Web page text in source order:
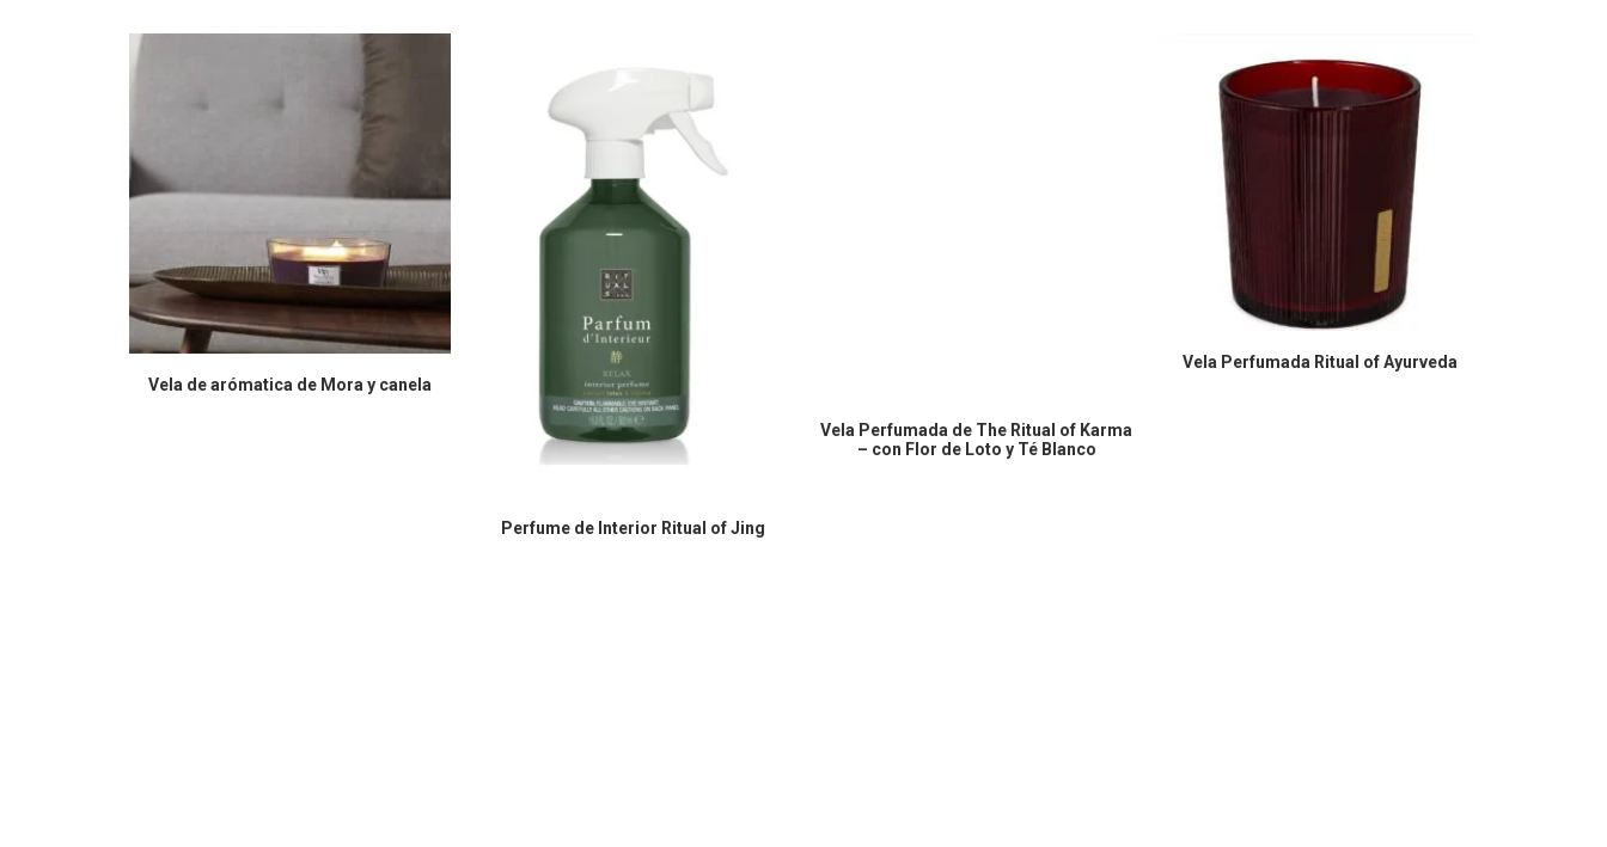
COMPRAR EN AMAZON
Vela de arómatica de Mora y canela
COMPRAR EN AMAZON
Perfume de Interior Ritual of Jing
COMPRAR EN AMAZON
Vela Perfumada de The Ritual of Karma
– con Flor de Loto y Té Blanco
COMPRAR EN AMAZON
Vela Perfumada Ritual of Ayurveda